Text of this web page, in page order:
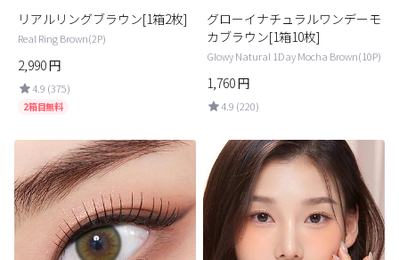
リアルリングブラウン[1箱2枚]
Real Ring Brown(2P)
2,990円
4.9 (375)
2箱目無料
グローイナチュラルワンデーモ
カブラウン[1箱10枚]
Glowy Natural 1Day Mocha Brown(10P)
1,760円
4.9 (220)